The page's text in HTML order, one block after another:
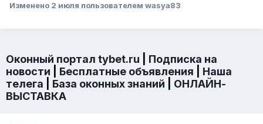
Изменено 2 июля пользователем wasya83
Оконный портал tybet.ru
Подписка на
новости
Бесплатные объявления
Наша
телега
База оконных знаний
ОНЛАЙН-
ВЫСТАВКА